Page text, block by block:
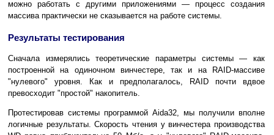
можно работать с другими приложениями — процесс создания
массива практически не сказывается на работе системы.
Результаты тестирования
Сначала измерялись теоретические параметры системы — как
построенной на одиночном винчестере, так и на RAID-массиве
"нулевого" уровня. Как и предполагалось, RAID почти вдвое
превосходит "простой" накопитель.
Протестировав системы программой Aida32, мы получили вполне
логичные результаты. Скорость чтения у винчестера производства